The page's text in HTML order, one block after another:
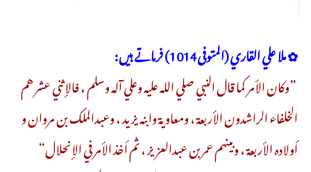
✿ ملا علي القاري (المتوفى1014) فرماتے ہیں:
”وكان الأمر كما قال النبي صلي الله عليه وعلي آله وسلم ، فالإثني عشر هم
الخلفاء الراشدون الأربعة ، ومعاوية وابنه يزيد ، وعبدالملك بن مروان و
أولاده الأربعة ، وبينهم عمربن عبدالعزيز ، ثم أخذ الأمر في الإنحلال“